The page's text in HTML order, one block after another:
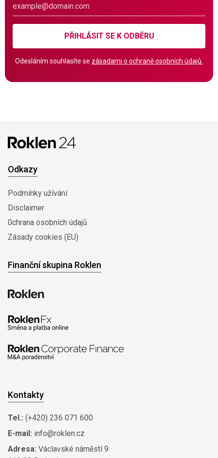
PŘIHLÁSIT SE K ODBĚRU
Odesláním souhlasíte se zásadami o ochraně osobních údajů.
Odkazy
Podmínky užívání
Disclaimer
0chrana osobních údajů
Zásady cookies (EU)
Finanční skupina Roklen
Kontakty
Tel.: (+420) 236 071 600
E-mail: info@roklen.cz
Adresa: Václavské náměstí 9